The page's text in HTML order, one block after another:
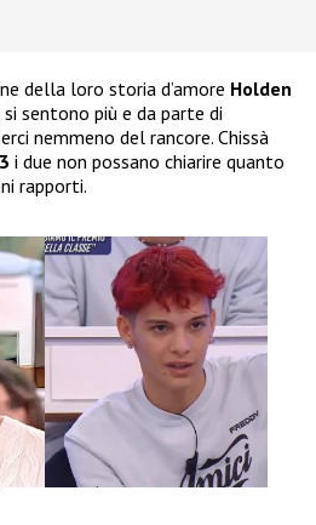
della loro storia d’amore Holden
si sentono più e da parte di
nemmeno del rancore. Chissà
i due non possano chiarire quanto
rapporti.